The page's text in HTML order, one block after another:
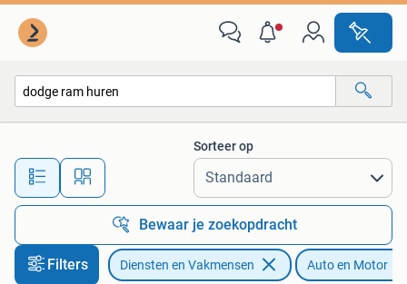
Alle afstanden…
Sorteer op
Bewaar je zoekopdracht
Filters Diensten en Vakmensen Auto en Motor